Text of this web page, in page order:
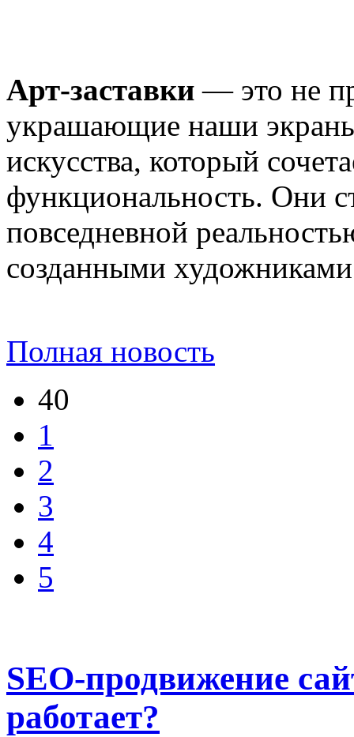
Арт-заставки — это не
украшающие наши
искусства, который
функциональность. Они
повседневной
созданными
Полная новость
40
1
2
3
4
5
SEO-продвижение
работает?